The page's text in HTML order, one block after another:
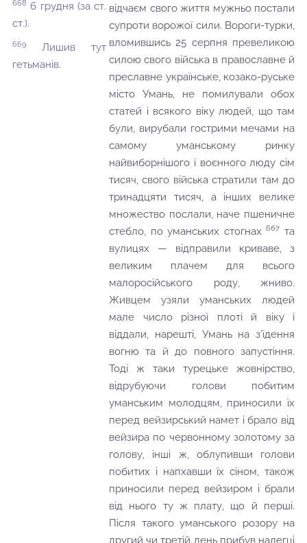
668 6 грудня (за ст.
ст.).
669
Лишив тут
гетьманів.
відчаєм свого життя мужньо постали
супроти ворожої сили. Вороги-турки,
вломившись 25 серпня превеликою
силою свого війська в православне й
преславне українське, козако-руське
місто Умань, не помилували обох
статей і всякого віку людей, що там
були, вирубали гострими мечами на
самому уманському ринку
найвиборнішого і воєнного люду сім
тисяч, свого війська стратили там до
тринадцяти тисяч, а інших велике
множество послали, наче пшеничне
стебло, по уманських стогнах6б7 та
вулицях — відправили криваве, з
великим плачем для всього
малоросійського роду, жниво.
Живцем узяли уманських людей
мале число різної плоті й віку і
віддали, нарешті, Умань на з’їдення
вогню та й до повного запустіння.
Тоді ж таки турецьке жовнірство,
відрубуючи голови побитим
уманським молодцям, приносили їх
перед вейзирський намет і брало від
вейзира по червонному золотому за
голову, інші ж, облупивши голови
побитих і напхавши їх сіном, також
приносили перед вейзиром і брали
від нього ту ж плату, що й перші.
Після такого уманського розору на
другий чи третій день прибув налегці